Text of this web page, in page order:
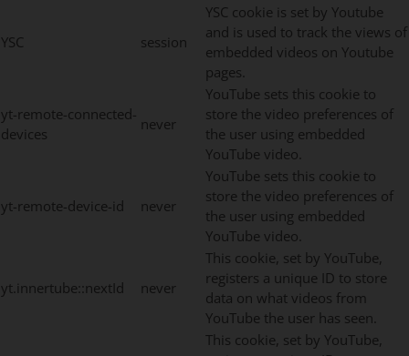
YSC session
YSC cookie is set by Youtube
and is used to track the views of
embedded videos on Youtube
pages.
yt-remote-connected-
devices
never
YouTube sets this cookie to
store the video preferences of
the user using embedded
YouTube video.
yt-remote-device-id never
YouTube sets this cookie to
store the video preferences of
the user using embedded
YouTube video.
yt.innertube::nextId never
This cookie, set by YouTube,
registers a unique ID to store
data on what videos from
YouTube the user has seen.
This cookie, set by YouTube,